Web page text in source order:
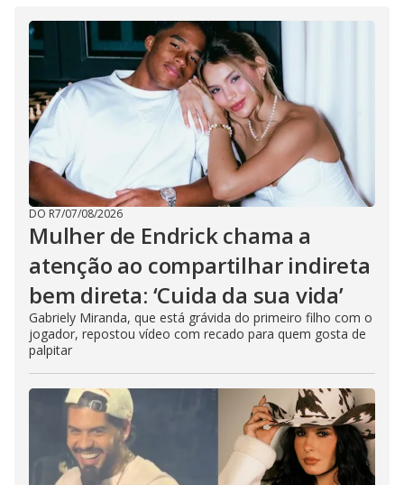
DO R7/07/08/2026
Mulher de Endrick chama a
atenção ao compartilhar indireta
bem direta: ‘Cuida da sua vida’
Gabriely Miranda, que está grávida do primeiro filho com o
jogador, repostou vídeo com recado para quem gosta de
palpitar